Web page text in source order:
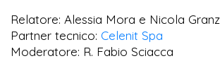
Relatore: Alessia Mora e Nicola
Partner tecnico: Celenit Spa
Moderatore: R. Fabio Sciacca